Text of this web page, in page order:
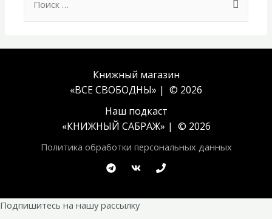
for:
Книжный магазин
«ВСЕ СВОБОДНЫ» | © 2026
Наш подкаст
«КНИЖНЫЙ САБРАЖ» | © 2026
Политика обработки персональных данных
Подпишитесь на нашу рассылку